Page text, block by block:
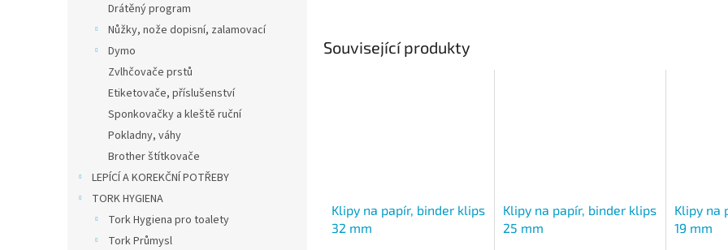
Drátěný program
Nůžky, nože dopisní, zalamovací
Dymo
Zvlhčovače prstů
Etiketovače, příslušenství
Sponkovačky a kleště ruční
Pokladny, váhy
Brother štítkovače
LEPÍCÍ A KOREKČNÍ POTŘEBY
TORK HYGIENA
Tork Hygiena pro toalety
Tork Průmysl
Související produkty
Klipy na papír, binder klips
32 mm
Klipy na papír, binder klips
25 mm
Klipy na
19 mm